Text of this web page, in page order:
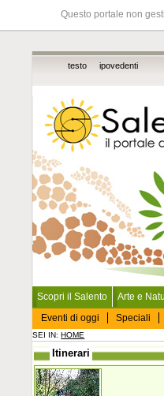
Questo portale non
testo ipovedenti
Scopri il Salento Arte e
Eventi di oggi
Speciali
SEI IN:HOME
Itinerari